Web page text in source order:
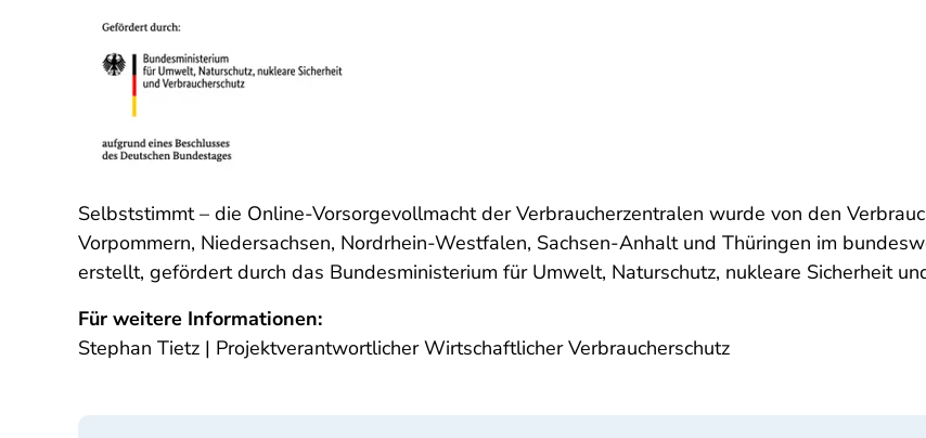
Selbststimmt – die Online-Vorsorgevollmacht der Verbraucherzentralen wurde von den
Vorpommern, Niedersachsen, Nordrhein-Westfalen, Sachsen-Anhalt und Thüringen im
erstellt, gefördert durch das Bundesministerium für Umwelt, Naturschutz, nukleare Sicherheit
Für weitere Informationen:
Stephan Tietz | Projektverantwortlicher Wirtschaftlicher Verbraucherschutz